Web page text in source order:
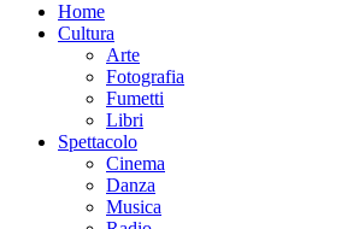
Home
Cultura
Arte
Fotografia
Fumetti
Libri
Spettacolo
Cinema
Danza
Musica